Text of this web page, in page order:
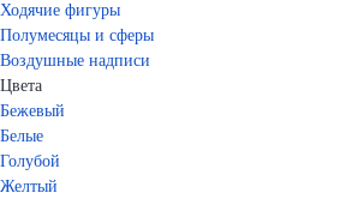
Ходячие фигуры
Полумесяцы и сферы
Воздушные надписи
Цвета
Бежевый
Белые
Голубой
Желтый